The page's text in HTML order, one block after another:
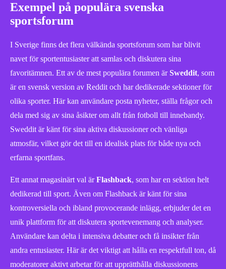
Exempel på populära svenska
sportsforum
I Sverige finns det flera välkända sportsforum som har blivit
navet för sportentusiaster att samlas och diskutera sina
favoritämnen. Ett av de mest populära forumen ärSweddit, som
är en svensk version av Reddit och har dedikerade sektioner för
olika sporter. Här kan användare posta nyheter, ställa frågor och
dela med sig av sina åsikter om allt från fotboll till innebandy.
Sweddit är känt för sina aktiva diskussioner och vänliga
atmosfär, vilket gör det till en idealisk plats för både nya och
erfarna sportfans.
Ett annat magasinärt val ärFlashback, som har en sektion helt
dedikerad till sport. Även om Flashback är känt för sina
kontroversiella och ibland provocerande inlägg, erbjuder det en
unik plattform för att diskutera sportevenemang och analyser.
Användare kan delta i intensiva debatter och få insikter från
andra entusiaster. Här är det viktigt att hålla en respektfull ton, då
moderatorer aktivt arbetar för att upprätthålla diskussionens